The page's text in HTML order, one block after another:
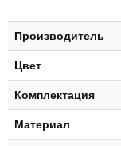
Производитель
Цвет
Комплектация
Материал